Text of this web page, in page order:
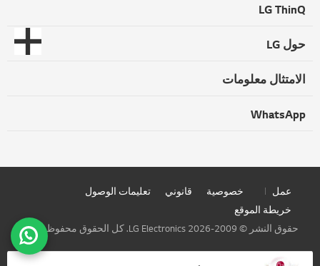
LG ThinQ
حول LG
الامتثال معلومات
WhatsApp
عمل خصوصية قانوني
تعليمات الوصول
خريطة الموقع
حقوق النشر © 2009-2026 LG Electronics. كل الحقوق محفوظة